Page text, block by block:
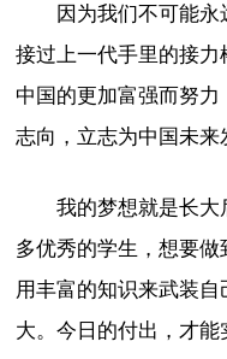
因为我们不可能
接过上一代手里的接
中国的更加富强而努
志向，立志为中国未来
我的梦想就是长
多优秀的学生，想要做
用丰富的知识来武装
大。今日的付出，才